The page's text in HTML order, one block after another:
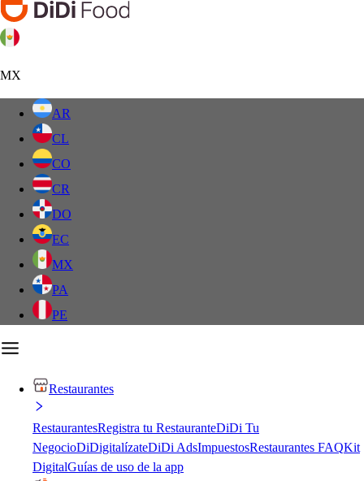
MX
AR
CL
CO
CR
DO
EC
MX
PA
PE
Restaurantes
RestaurantesRegistra tu RestauranteDiDi Tu
NegocioDiDigitalízateDiDi AdsImpuestosRestaurantes FAQKit
DigitalGuías de uso de la app